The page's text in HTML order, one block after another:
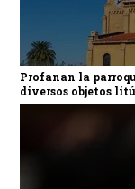
Profanan la
diversos objetos